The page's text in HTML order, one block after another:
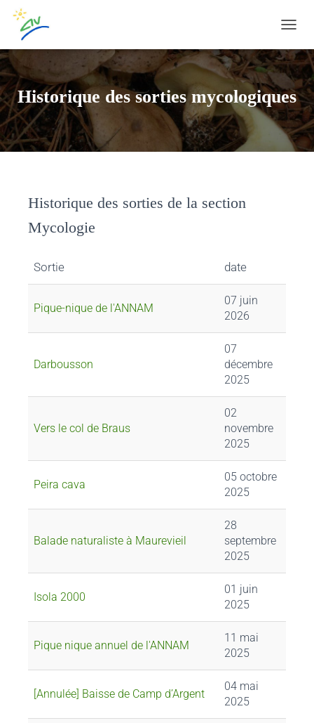
Historique des sorties mycologiques
Historique des sorties de la section
Mycologie
Sortie date
Pique-nique de l'ANNAM
07 juin
2026
Darbousson
07
décembre
2025
Vers le col de Braus
02
novembre
2025
Peira cava
05 octobre
2025
Balade naturaliste à Maurevieil
28
septembre
2025
Isola 2000
01 juin
2025
Pique nique annuel de l'ANNAM
11 mai
2025
[Annulée] Baisse de Camp d’Argent
04 mai
2025